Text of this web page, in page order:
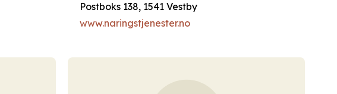
Postboks 138, 1541 Vestby
www.naringstjenester.no